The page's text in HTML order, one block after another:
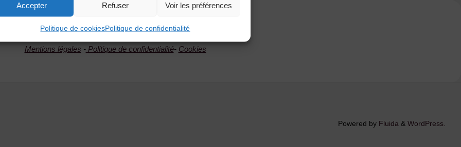
Accepter Refuser Voir les préférences
Politique de cookiesPolitique de confidentialité
Mentions légales -Politique de confidentialité- Cookies
Powered by Fluida & WordPress.